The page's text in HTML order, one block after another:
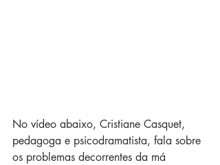
No vídeo abaixo, Cristiane Casquet,
pedagoga e psicodramatista, fala sobre
os problemas decorrentes da má